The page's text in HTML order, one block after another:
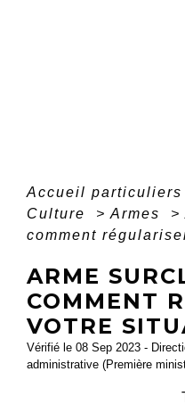
Accueil particuliers
Culture
> Armes >
comment
ARME
COMMENT
VOTRE
Vérifié le 08 Sep 2023 -
administrative (Première